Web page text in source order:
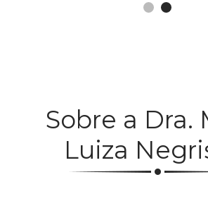
Sobre a Dra.
Luiza